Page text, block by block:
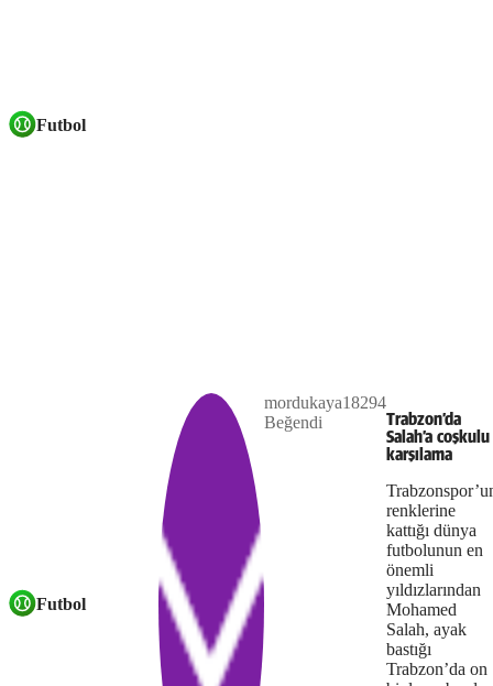
Futbol
Futbol
Video
loaded,
because
mordukaya18294
Beğendi
Trabzon’da
Salah’a coşkulu
karşılama
renklerine
kattığı dünya
futbolunun en
önemli
yıldızlarından
Mohamed
Salah, ayak
bastığı
Trabzon’da on